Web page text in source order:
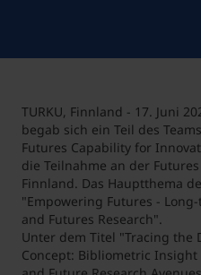
TURKU, Finnland - 17. Juni
begab sich ein Teil des
Futures Capability for
die Teilnahme an der
Finnland. Das Hauptthema
"Empowering Futures -
and Futures Research".
Unter dem Titel "Tracing the
Concept: Bibliometric